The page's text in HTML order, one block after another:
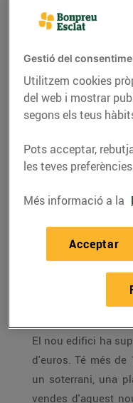
Obre les
Olot, el
El primer
Garrotxa (Girona)
al costat de
establiment del
localitat, ja que hi
centre de la
El nou edifici ha
d'euros. Té més de
un soterrani, una
vendes d'aquest
Gestió del
Utilitzem cookies
del web i mostrar
segons els teus
Pots acceptar,
les teves
Més informació a la
Acceptar